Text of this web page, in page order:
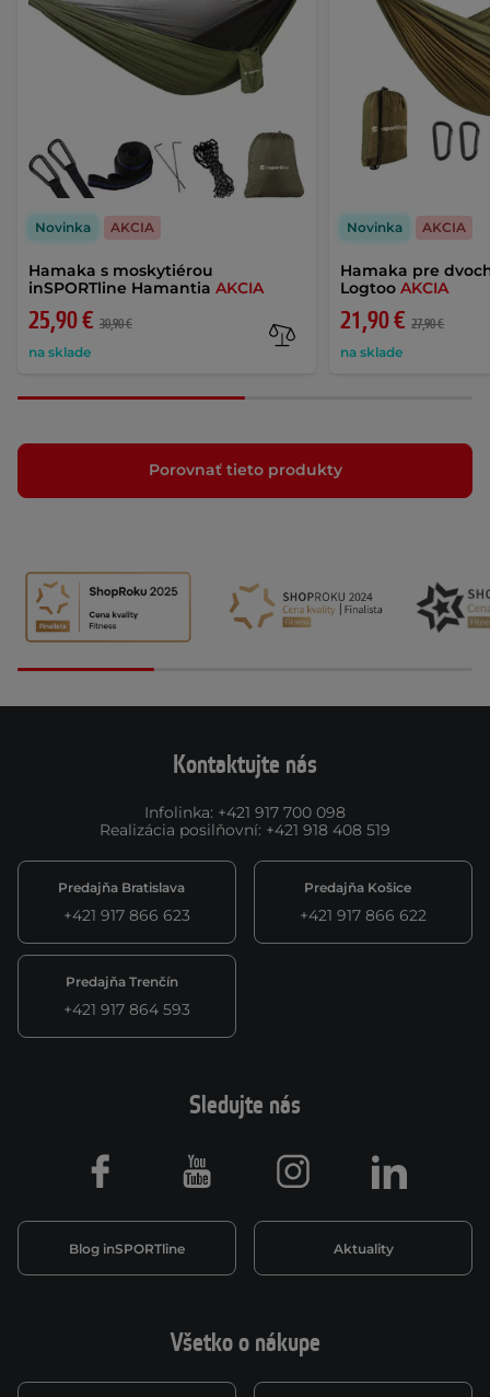
Hamaka s moskytiérou
inSPORTline Hamantia AKCIA
25,90 € 30,90 €
na sklade
Novinka AKCIA
Hamaka pre
LogtooAKCIA
21,90 € 27,90 €
na sklade
Novinka AKCIA
Porovnať tieto produkty
Kontaktujte nás
Infolinka: +421 917 700 098
Realizácia posilňovní: +421 918 408 519
Predajňa Bratislava
+421 917 866 623
Predajňa Košice
+421 917 866 622
Predajňa Trenčín
+421 917 864 593
Všetko o nákupe
Sledujte nás
Blog inSPORTline Aktuality
Facebook Youtube Instagram LinkedIn